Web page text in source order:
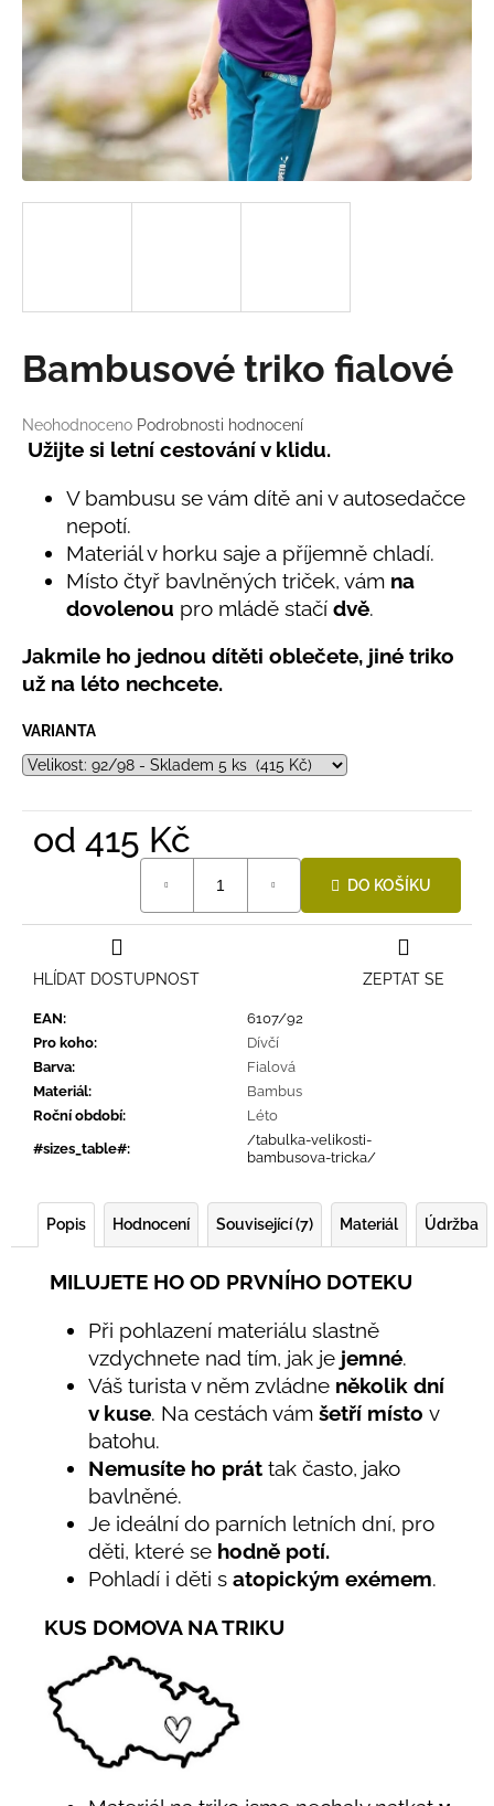
Průměrné
hodnocení
produktu
hvězdiček.
Neohodnoceno Podrobnosti hodnocení
Bambusové triko fialové
Užijte si letní cestování v klidu.
V bambusu se vám dítě ani v autosedačce
nepotí.
Materiál v horku saje a příjemně chladí.
Místo čtyř bavlněných triček, vám na
dovolenou pro mládě stačí dvě.
Jakmile ho jednou dítěti oblečete, jiné triko
už na léto nechcete.
VARIANTA
od 415 Kč
DO KOŠÍKU
EAN:
6107/92
Pro koho:
Dívčí
Barva:
Fialová
Materiál:
Bambus
Roční období:
Léto
#sizes_table#:
/tabulka-velikosti-
bambusova-tricka/
ZEPTAT SE
HLÍDAT DOSTUPNOST
Popis Hodnocení Související (7) Materiál Údržba
MILUJETE HO OD PRVNÍHO DOTEKU
Při pohlazení materiálu slastně
vzdychnete nad tím, jak je jemné.
Váš turista v něm zvládne několik dní
v kuse. Na cestách vám šetří místo v
batohu.
Nemusíte ho prát tak často, jako
bavlněné.
Je ideální do parních letních dní, pro
děti, které se hodně potí.
Pohladí i děti s atopickým exémem.
KUS DOMOVA NA TRIKU
a
j
í
?
D
o
o
r
LETNÍ
KALHOTY
TYRKYSOVÉ
KORÁLKY
Kč